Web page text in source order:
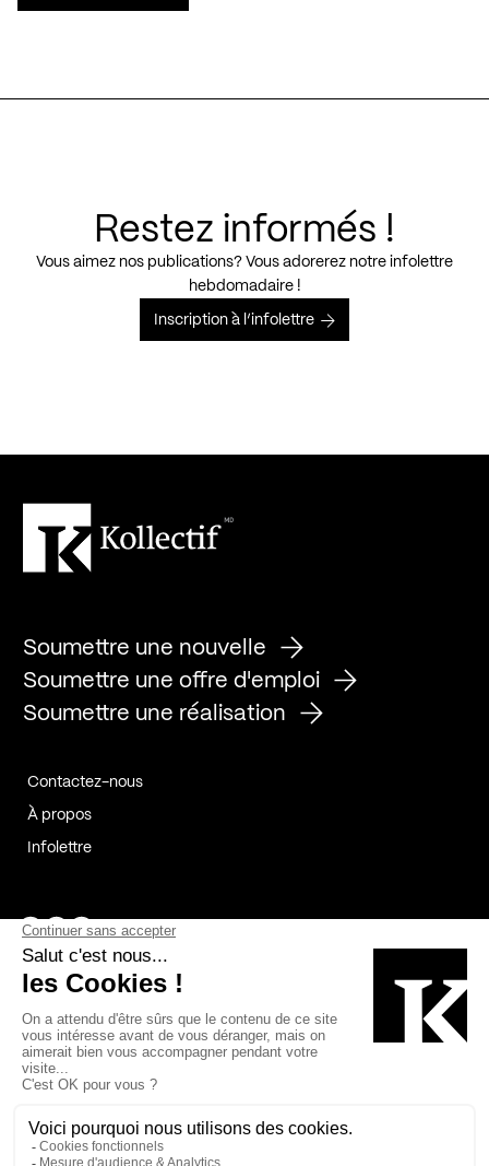
Restez informés !
Vous aimez nos publications? Vous adorerez notre infolettre
hebdomadaire !
Inscription à l’infolettre
Soumettre une nouvelle
Soumettre une offre d'emploi
Soumettre une réalisation
Contactez-nous
À propos
Infolettre
Page Facebook de Kollectif
Page Instagram de Kollectif
Page Linkedin de Kollectif
Bâtiment-Durable-Québec-1
Esquisses-1IRAC-1
MP-1 v2com-1